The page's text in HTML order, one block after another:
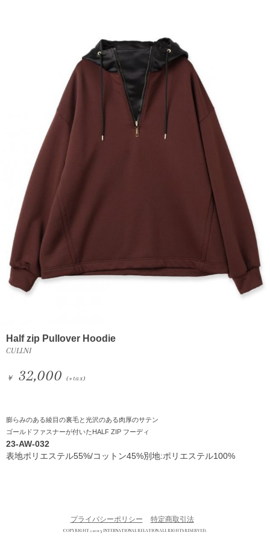
Half zip Pullover Hoodie
CULLNI
￥ 32,000(+tax)
膨らみのある綾目の裏毛と光沢のある肉厚のサテン
ゴールドファスナーが付いたHALF ZIP フーディ
23-AW-032
表地ポリエステル55%/コットン45%別地:ポリエステル100%
プライバシーポリシー 特定商取引法
COPYRIGHT © 2013 INTERNATIONAL RELATION ALL RIGHTS RESERVED.